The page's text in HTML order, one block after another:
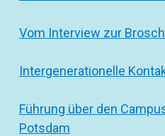
Vom Interview zur
Intergenerationelle
Führung über den
Potsdam